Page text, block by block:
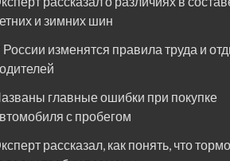
и зимних шин
России изменятся правила труда и
главные ошибки при покупке
с пробегом
рассказал, как понять, что